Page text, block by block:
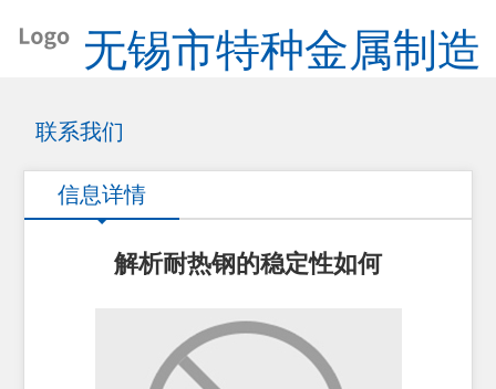
无锡市特种金属制造
有限公司
联系我们
信息详情
解析耐热钢的稳定性如何